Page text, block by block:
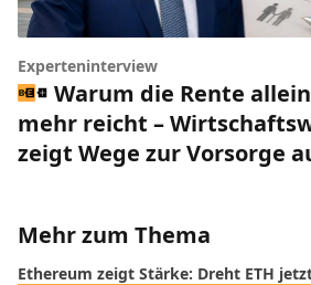
Experteninterview
Warum die Rente
mehr reicht –
zeigt Wege zur Vorsorge
Mehr zum Thema
Ethereum zeigt Stärke: Dreht ETH